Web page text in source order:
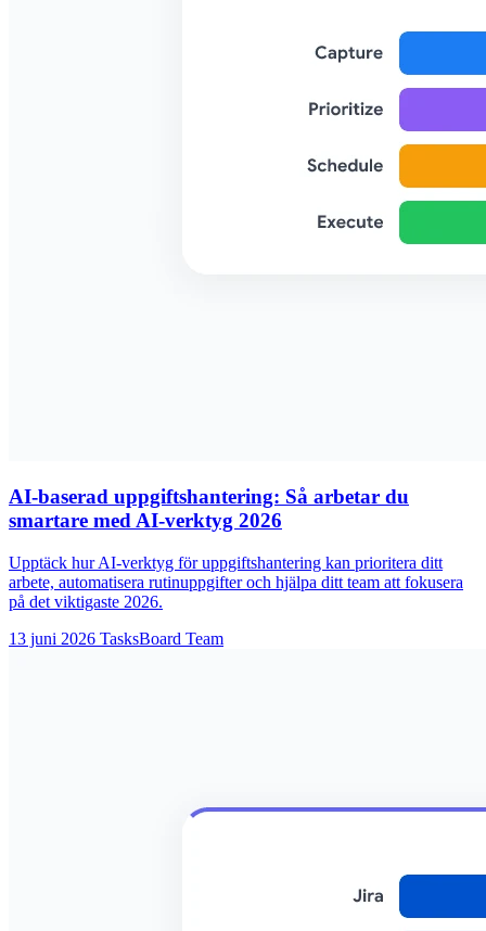
AI-baserad uppgiftshantering: Så arbetar du
smartare med AI-verktyg 2026
Upptäck hur AI-verktyg för uppgiftshantering kan prioritera ditt
arbete, automatisera rutinuppgifter och hjälpa ditt team att fokusera
på det viktigaste 2026.
13 juni 2026 TasksBoard Team